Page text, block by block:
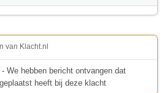
van Klacht.nl
- We hebben bericht ontvangen dat
heeft bij deze klacht